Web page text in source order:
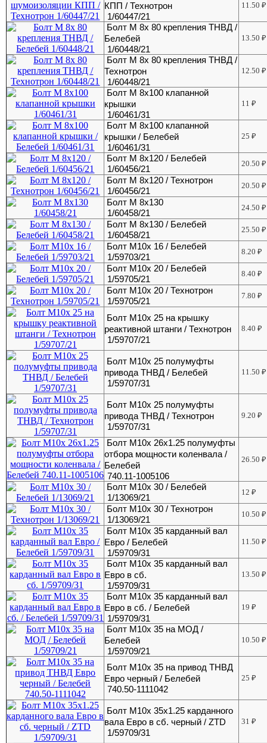
КПП / Технотрон
1/60447/21
11.50₽
Болт М 8х 80 крепления ТНВД /
Белебей
1/60448/21
13.50₽
Болт М 8х 80 крепления ТНВД /
Технотрон
1/60448/21
12.50₽
Болт М 8х100 клапанной
крышки
1/60461/31
11₽
Болт М 8х100 клапанной
крышки / Белебей
1/60461/31
25₽
Болт М 8х120 / Белебей
1/60456/21
20.50₽
Болт М 8х120 / Технотрон
1/60456/21
20.50₽
Болт М 8х130
1/60458/21
24.50₽
Болт М 8х130 / Белебей
1/60458/21
25.50₽
Болт М10х 16 / Белебей
1/59703/21
8.20₽
Болт М10х 20 / Белебей
1/59705/21
8.40₽
Болт М10х 20 / Технотрон
1/59705/21
7.80₽
Болт М10х 25 на крышку
реактивной штанги / Технотрон
1/59707/21
8.40₽
Болт М10х 25 полумуфты
привода ТНВД / Белебей
1/59707/31
11.50₽
Болт М10х 25 полумуфты
привода ТНВД / Технотрон
1/59707/31
9.20₽
Болт М10х 26х1.25 полумуфты
отбора мощности коленвала /
Белебей
740.11-1005106
26.50₽
Болт М10х 30 / Белебей
1/13069/21
12₽
Болт М10х 30 / Технотрон
1/13069/21
10.50₽
Болт М10х 35 карданный вал
Евро / Белебей
1/59709/31
11.50₽
Болт М10х 35 карданный вал
Евро в сб.
1/59709/31
13.50₽
Болт М10х 35 карданный вал
Евро в сб. / Белебей
1/59709/31
19₽
Болт М10х 35 на МОД /
Белебей
1/59709/21
10.50₽
Болт М10х 35 на привод ТНВД
Евро черный / Белебей
740.50-1111042
25₽
Болт М10х 35х1.25 карданного
вала Евро в сб. черный / ZTD
1/59709/31
31₽